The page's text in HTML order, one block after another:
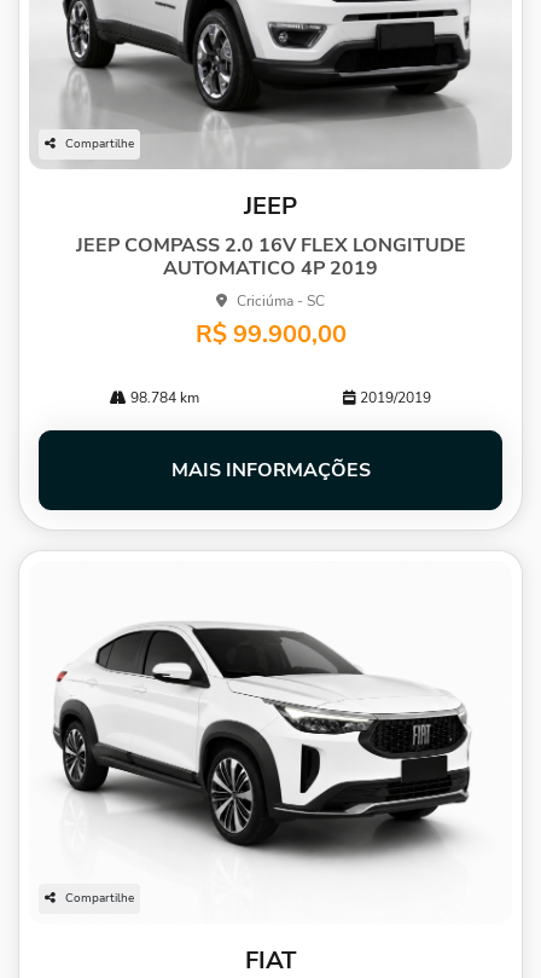
Compartilhe
JEEP
JEEP COMPASS 2.0 16V FLEX LONGITUDE
AUTOMATICO 4P 2019
Criciúma - SC
R$ 99.900,00
98.784 km 2019/2019
MAIS INFORMAÇÕES
Compartilhe
FIAT